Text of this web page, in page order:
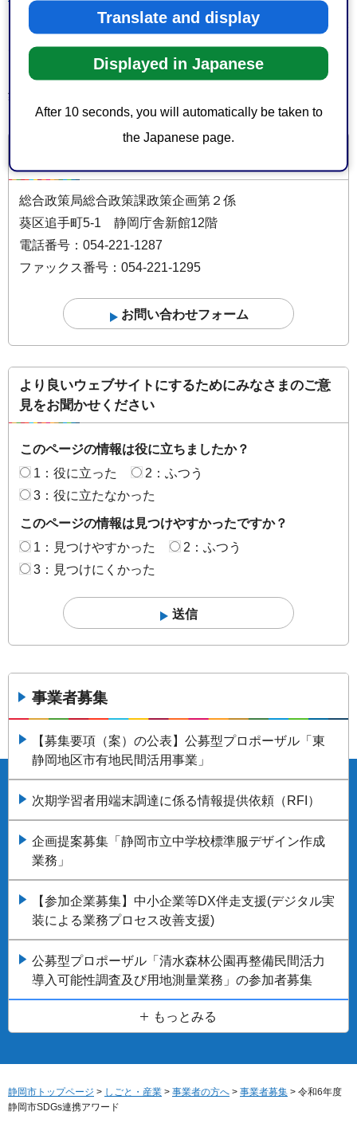
Translate and display
Displayed in Japanese
After 10 seconds, you will automatically be taken to
the Japanese page.
「ミツバチプロジェクト」静岡雙葉高等学校×(株)田子の月×
大国屋製菓舗
そのほか、応募された事例は本サイトページ上部の「事例
集電子データ」をご確認ください。
総合政策局総合政策課政策企画第２係
葵区追手町5-1 静岡庁舎新館12階
電話番号：054-221-1287
ファックス番号：054-221-1295
より良いウェブサイトにするためにみなさまのご意
見をお聞かせください
このページの情報は役に立ちましたか？
1：役に立った
2：ふつう
3：役に立たなかった
このページの情報は見つけやすかったですか？
1：見つけやすかった
2：ふつう
3：見つけにくかった
事業者募集
【募集要項（案）の公表】公募型プロポーザル「東
静岡地区市有地民間活用事業」
次期学習者用端末調達に係る情報提供依頼（RFI）
企画提案募集「静岡市立中学校標準服デザイン作成
業務」
【参加企業募集】中小企業等DX伴走支援(デジタル実
装による業務プロセス改善支援)
公募型プロポーザル「清水森林公園再整備民間活力
導入可能性調査及び用地測量業務」の参加者募集
もっとみる
静岡市トップページ > しごと・産業 > 事業者の方へ > 事業者募集 > 令和6年度
静岡市SDGs連携アワード